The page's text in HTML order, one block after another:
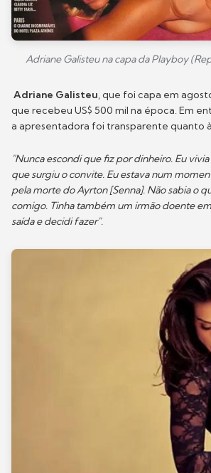
Adriane Galisteu na capa da Playboy
Adriane Galisteu , que foi capa em
que recebeu US$ 500 mil na época. Em
a apresentadora foi transparente quanto
"Nunca escondi que fiz por dinheiro. Eu
que surgiu o convite. Eu estava num
pela morte do Ayrton [Senna]. Não sabia o
comigo. Tinha também um irmão doente
saída e decidi fazer".